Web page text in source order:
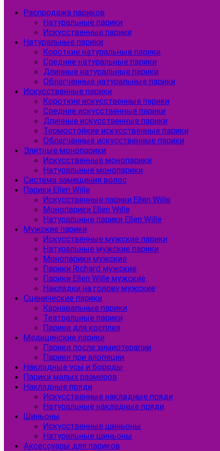
Распродажа париков
Натуральные парики
Искусственные парики
Натуральные парики
Короткие натуральные парики
Средние натуральные парики
Длинные натуральные парики
Облегченные натуральные парики
Искусственные парики
Короткие искусственные парики
Средние искусственные парики
Длинные искусственные парики
Термостойкие искусственные парики
Облегченные искусственные парики
Элитные монопарики
Искусственные монопарики
Натуральные монопарики
Система замещения волос
Парики Ellen Wille
Искусственные парики Ellen Wille
Монопарики Ellen Wille
Натуральные парики Ellen Wille
Мужские парики
Искусственные мужские парики
Натуральные мужские парики
Монопарики мужские
Парики Richard мужские
Парики Ellen Wille мужские
Накладки на голову мужские
Сценические парики
Карнавальные парики
Театральные парики
Парики для косплея
Медицинские парики
Парики после химиотерапии
Парики при алопеции
Накладные усы и бороды
Парики малых размеров
Накладные пряди
Искусственные накладные пряди
Натуральные накладные пряди
Шиньоны
Искусственные шиньоны
Натуральные шиньоны
Аксессуары для париков